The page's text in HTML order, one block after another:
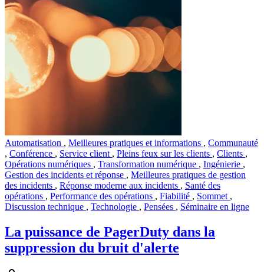
Automatisation , Meilleures pratiques et informations , Communauté
, Conférence , Service client , Pleins feux sur les clients , Clients ,
Opérations numériques , Transformation numérique , Ingénierie ,
Gestion des incidents et réponse , Meilleures pratiques de gestion
des incidents , Réponse moderne aux incidents , Santé des
opérations , Performance des opérations , Fiabilité , Sommet ,
Discussion technique , Technologie , Pensées , Séminaire en ligne
La puissance de PagerDuty dans la
suppression du bruit d'alerte